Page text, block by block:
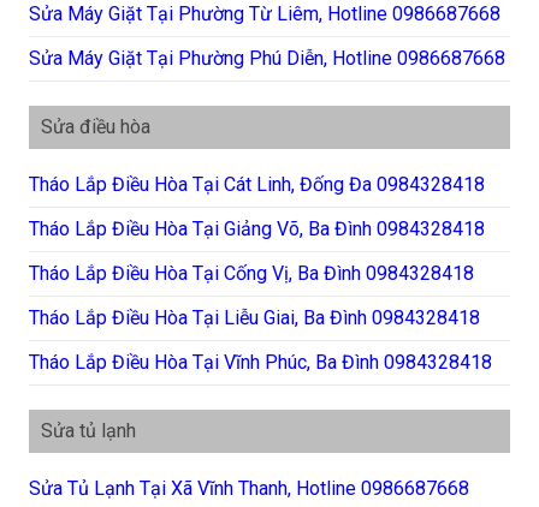
Sửa Máy Giặt Tại Phường Từ Liêm, Hotline 0986687668
Sửa Máy Giặt Tại Phường Phú Diễn, Hotline 0986687668
Sửa điều hòa
Tháo Lắp Điều Hòa Tại Cát Linh, Đống Đa 0984328418
Tháo Lắp Điều Hòa Tại Giảng Võ, Ba Đình 0984328418
Tháo Lắp Điều Hòa Tại Cống Vị, Ba Đình 0984328418
Tháo Lắp Điều Hòa Tại Liễu Giai, Ba Đình 0984328418
Tháo Lắp Điều Hòa Tại Vĩnh Phúc, Ba Đình 0984328418
Sửa tủ lạnh
Sửa Tủ Lạnh Tại Xã Vĩnh Thanh, Hotline 0986687668